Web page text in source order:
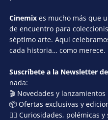
Cinemix es mucho más que
de encuentro para
séptimo arte. Aquí
cada historia… como merece.
Suscríbete a la Newsletter
nada:
🎬 Novedades y lanzamientos
📦 Ofertas exclusivas y
🕵️‍♂️ Curiosidades, polémicas